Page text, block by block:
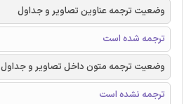
وضعیت ترجمه عناوین تصاویر و جداول
ترجمه شده است
وضعیت ترجمه متون داخل تصاویر و جداول
ترجمه نشده است